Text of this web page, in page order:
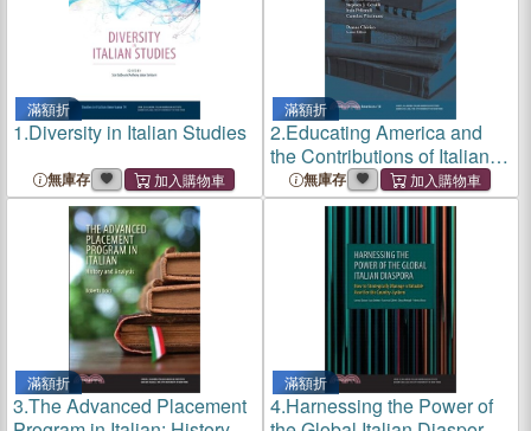
滿額折
1.Diversity in Italian Studies
無庫存
滿額折
2.Educating America and
the Contributions of Italian
Americans
無庫存
滿額折
3.The Advanced Placement
滿額折
4.Harnessing the Power of